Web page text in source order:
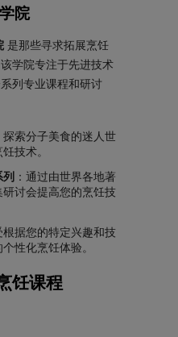
院
是那些寻求拓展烹饪
学院专注于先进技术
列专业课程和研讨
探索分子美食的迷人世
技术。
列 ：通过由世界各地著
讨会提高您的烹饪技
根据您的特定兴趣和技
性化烹饪体验。
饪课程